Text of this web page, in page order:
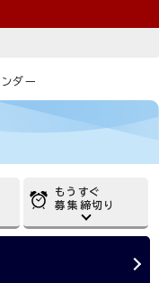
ダー
もうすぐ
募集締切り